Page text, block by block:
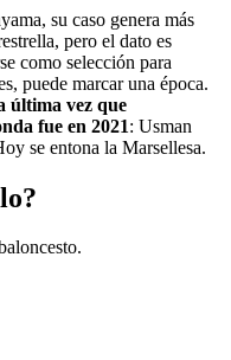
su caso genera más
pero el dato es
como selección para
puede marcar una época.
última vez que
fue en 2021: Usman
se entona la Marsellesa.